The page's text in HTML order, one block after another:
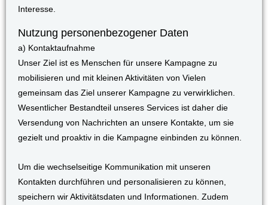
Interesse.
Nutzung personenbezogener Daten
a) Kontaktaufnahme
Unser Ziel ist es Menschen für unsere Kampagne zu
mobilisieren und mit kleinen Aktivitäten von Vielen
gemeinsam das Ziel unserer Kampagne zu verwirklichen.
Wesentlicher Bestandteil unseres Services ist daher die
Versendung von Nachrichten an unsere Kontakte, um sie
gezielt und proaktiv in die Kampagne einbinden zu können.
Um die wechselseitige Kommunikation mit unseren
Kontakten durchführen und personalisieren zu können,
speichern wir Aktivitätsdaten und Informationen. Zudem